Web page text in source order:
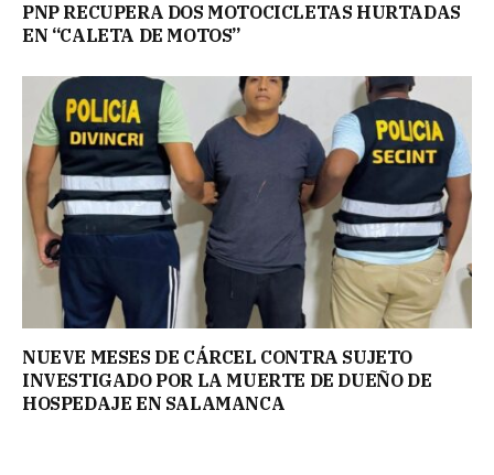
PNP RECUPERA DOS MOTOCICLETAS HURTADAS
EN “CALETA DE MOTOS”
NUEVE MESES DE CÁRCEL CONTRA SUJETO
INVESTIGADO POR LA MUERTE DE DUEÑO DE
HOSPEDAJE EN SALAMANCA